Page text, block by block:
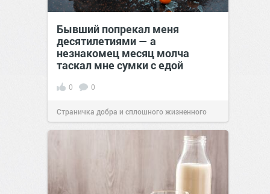
Бывший попрекал меня
десятилетиями — а
незнакомец месяц молча
таскал мне сумки с едой
0 0
Страничка добра и сплошного жизненного
позитива!00:28Вчера